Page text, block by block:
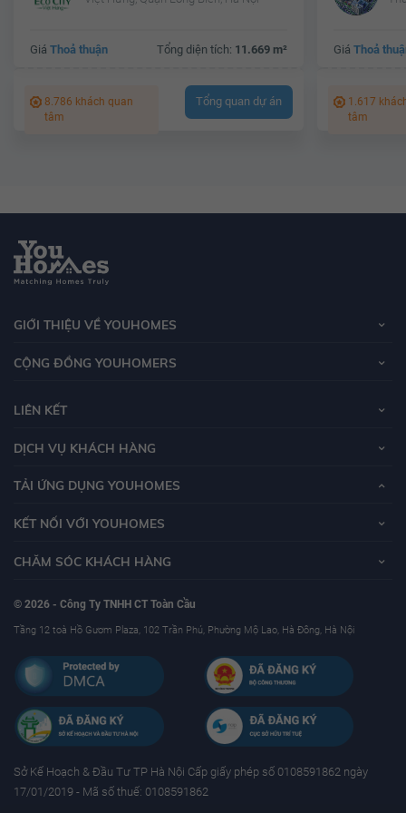
Giá Thoả thuận Tổng diện tích: 11.669 m²
8.786 khách quan
tâm
Tổng quan dự án
Giá Thoả
1.617
tâm
GIỚI THIỆU VỀ YOUHOMES
CỘNG ĐỒNG YOUHOMERS
LIÊN KẾT
DỊCH VỤ KHÁCH HÀNG
TẢI ỨNG DỤNG YOUHOMES
KẾT NỐI VỚI YOUHOMES
CHĂM SÓC KHÁCH HÀNG
© 2026 - Công Ty TNHH CT Toàn Cầu
Tầng 12 toà Hồ Gươm Plaza, 102 Trần Phú, Phường Mộ Lao, Hà Đông, Hà Nội
Sở Kế Hoạch & Ðầu Tư TP Hà Nội Cấp giấy phép số 0108591862 ngày
17/01/2019 - Mã số thuế: 0108591862